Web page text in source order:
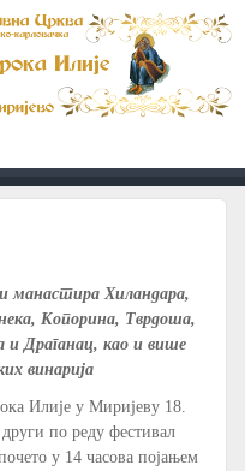
манастира Хиландара,
Копорина, Тврдоша,
и Драганац, као и више
винарија
Илије у Миријеву 18.
по реду фестивал
у 14 часова појањем